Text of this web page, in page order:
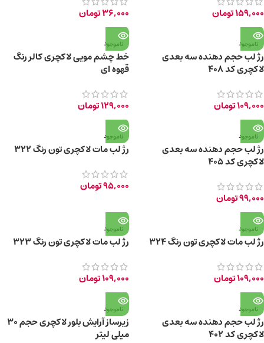
159,000تومان 36,000تومان
ناموجود
رژ لب حجم دهنده سه بعدی
لاکچری کد 408
109,000تومان
ناموجود
خط چشم مویی لاکچری کالر رنگ
قهوه ای
129,000تومان
ناموجود
رژ لب حجم دهنده سه بعدی
لاکچری کد 405
99,000تومان
ناموجود
رژ لب مات لاکچری تون رنگ 322
95,000تومان
ناموجود
رژ لب مات لاکچری تون رنگ 324
109,000تومان
ناموجود
رژ لب مات لاکچری تون رنگ 323
109,000تومان
ناموجود
رژ لب حجم دهنده سه بعدی
لاکچری کد 402
ناموجود
زیرساز آرایش بلور لاکچری حجم ۳۰
میلی لیتر